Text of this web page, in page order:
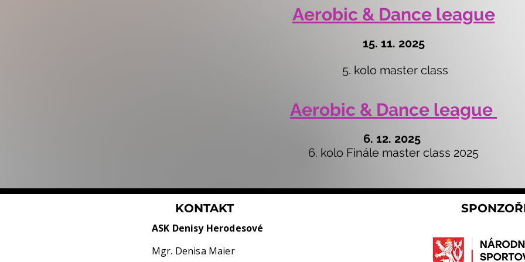
Aerobic & Dance league
15. 11. 2025
5. kolo master class
Aerobic & Dance league
6. 12. 2025
6. kolo Finále master class 2025
KONTAKT
ASK Denisy Herodesové
Mgr. Denisa Maier